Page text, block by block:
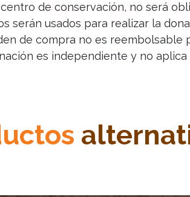
de conservación, no será
serán usados para realizar la
de compra no es reembolsable
es independiente y no